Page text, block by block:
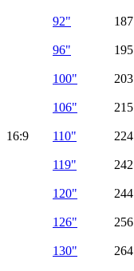
16:9
92" 187
96" 195
100" 203
106" 215
110" 224
119" 242
120" 244
126" 256
130" 264